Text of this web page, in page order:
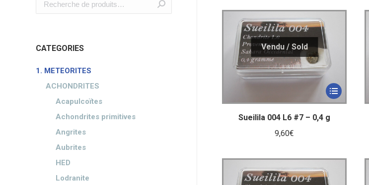
Sueilila 004 L6 #7 – 0,4 g
9,60€
CATEGORIES
1. METEORITES
ACHONDRITES
Acapulcoïtes
Achondrites primitives
Angrites
Aubrites
HED
Lodranite